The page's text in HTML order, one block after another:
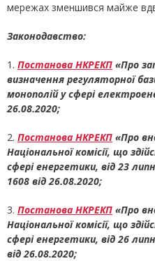
мережах зменшився майже
Законодавство:
1. Постанова НКРЕКП «Про
визначення регуляторної
монополій у сфері
26.08.2020;
2. Постанова НКРЕКП «Про
Національної комісії, що
сфері енергетики, від 23
1608 від 26.08.2020;
3. Постанова НКРЕКП «Про
Національної комісії, що
сфері енергетики, від 26
від 26.08.2020;